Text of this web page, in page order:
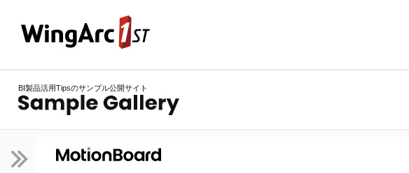
BI製品活用Tipsのサンプル公開サイト